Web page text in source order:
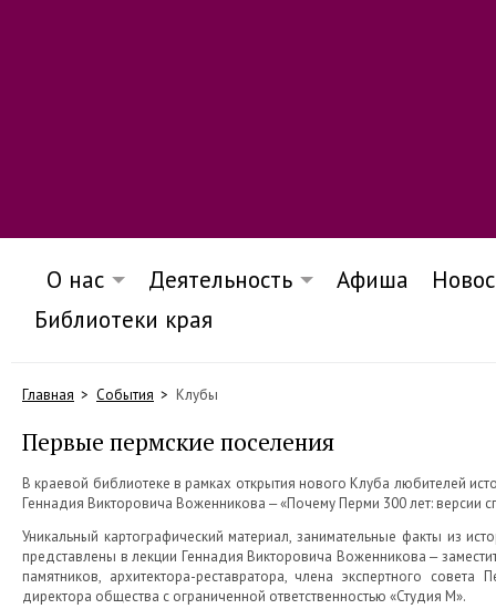
О нас Деятельность Афиша
Библиотеки края
Главная События Клубы
Первые пермские поселения
В краевой библиотеке в рамках открытия нового Клуба любителей
Геннадия Викторовича Воженникова ‒ «Почему Перми 300 лет: версии
Уникальный картографический материал, занимательные факты из
представлены в лекции Геннадия Викторовича Воженникова ‒
памятников, архитектора-реставратора, члена экспертного
директора общества с ограниченной ответственностью «Студия М».